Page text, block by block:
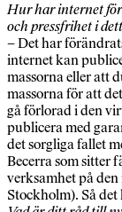
Hur har internet
och pressfrihet i
– Det har
internet kan
massorna eller att
massorna för att
gå förlorad i den
publicera med
det sorgliga fallet
Becerra som sitter
verksamhet på
Stockholm). Så